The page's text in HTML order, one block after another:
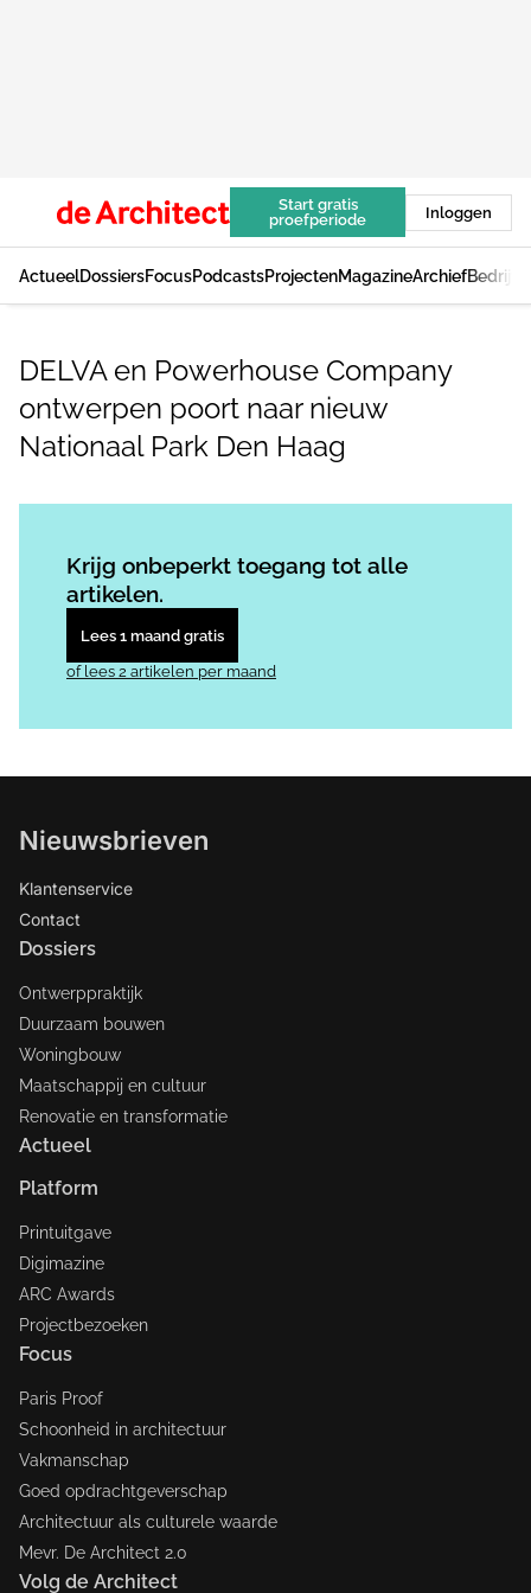
Start gratis
proefperiode
Inloggen
ActueelDossiersFocusPodcastsProjectenMagazineArchief
DELVA en Powerhouse Company
ontwerpen poort naar nieuw
Nationaal Park Den Haag
Krijg onbeperkt toegang tot alle
artikelen.
Lees 1 maand gratis
of lees 2 artikelen per maand
Nieuwsbrieven
Klantenservice
Contact
Dossiers
Ontwerppraktijk
Duurzaam bouwen
Woningbouw
Maatschappij en cultuur
Renovatie en transformatie
Actueel
Platform
Printuitgave
Digimazine
ARC Awards
Projectbezoeken
Focus
Paris Proof
Schoonheid in architectuur
Vakmanschap
Goed opdrachtgeverschap
Architectuur als culturele waarde
Mevr. De Architect 2.0
Volg de Architect